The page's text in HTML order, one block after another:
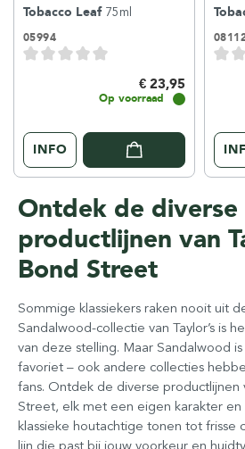
Tobacco Leaf 75ml
05994
€ 23,95
Op voorraad
INFO
Ontdek de diverse
productlijnen van
Bond Street
Sommige klassiekers raken nooit uit
Sandalwood-collectie van Taylor’s is
van deze stelling. Maar Sandalwood
favoriet – ook andere collecties
fans. Ontdek de diverse productlijnen
Street, elk met een eigen karakter en
klassieke houtachtige tonen tot frisse
lijn die past bij jouw voorkeur en